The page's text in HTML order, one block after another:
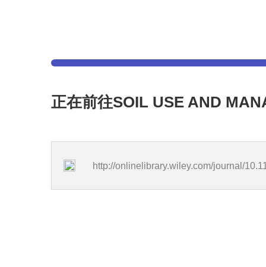
正在前往SOIL USE AND
http://onlinelibrary.wiley.com/journal/